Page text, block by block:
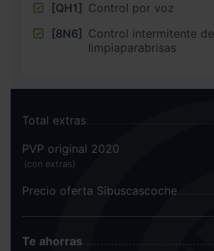
[QH1] Control por voz
[8N6] Control intermitente de
limpiaparabrisas
Total extras
PVP original 2020
(con extras)
Precio oferta Sibuscascoche
Te ahorras